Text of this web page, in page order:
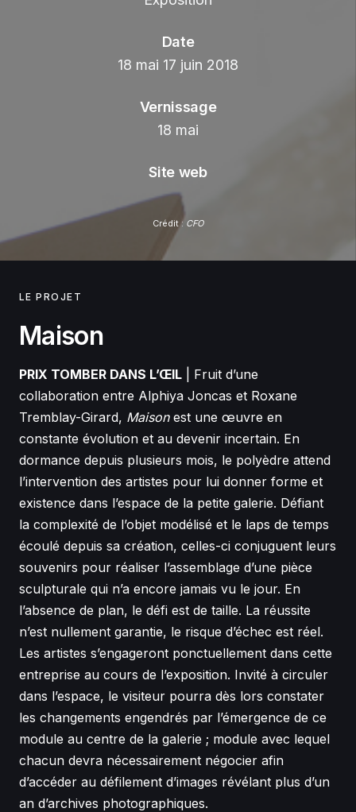
Date
18 mai 17 juin 2018
Vernissage
18 mai
Site web
Crédit : CFO
LE PROJET
Maison
PRIX TOMBER DANS L’ŒIL | Fruit d’une
collaboration entre Alphiya Joncas et Roxane
Tremblay-Girard, Maisonest une œuvre en
constante évolution et au devenir incertain. En
dormance depuis plusieurs mois, le polyèdre attend
l’intervention des artistes pour lui donner forme et
existence dans l’espace de la petite galerie. Défiant
la complexité de l’objet modélisé et le laps de temps
écoulé depuis sa création, celles-ci conjuguent leurs
souvenirs pour réaliser l’assemblage d’une pièce
sculpturale qui n’a encore jamais vu le jour. En
l’absence de plan, le défi est de taille. La réussite
n’est nullement garantie, le risque d’échec est réel.
Les artistes s’engageront ponctuellement dans cette
entreprise au cours de l’exposition. Invité à circuler
dans l’espace, le visiteur pourra dès lors constater
les changements engendrés par l’émergence de ce
module au centre de la galerie ; module avec lequel
chacun devra nécessairement négocier afin
d’accéder au défilement d’images révélant plus d’un
an d’archives photographiques.